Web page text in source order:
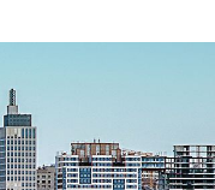
— ЗМІ